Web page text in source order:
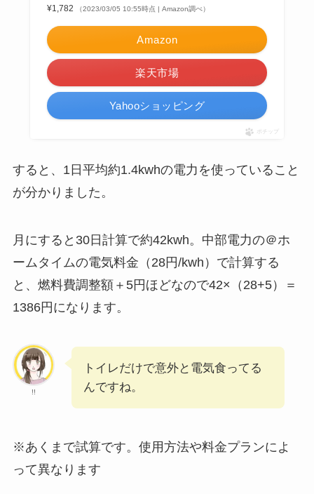
¥1,782
（2023/03/05 10:55時点 | Amazon調べ）
Amazon
楽天市場
Yahooショッピング
ポチップ
すると、1日平均約1.4kwhの電力を使っていること
が分かりました。
月にすると30日計算で約42kwh。中部電力の＠ホ
ームタイムの電気料金（28円/kwh）で計算する
と、燃料費調整額＋5円ほどなので42×（28+5）＝
1386円になります。
!!
トイレだけで意外と電気食ってる
んですね。
※あくまで試算です。使用方法や料金プランによ
って異なります